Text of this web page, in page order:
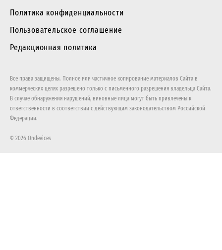
Политика конфиденциальности
Пользовательское соглашение
Редакционная политика
Все права защищены. Полное или частичное копирование материалов Сайта в
коммерческих целях разрешено только с письменного разрешения владельца Сайта.
В случае обнаружения нарушений, виновные лица могут быть привлечены к
ответственности в соответствии с действующим законодательством Российской
Федерации.
© 2026 Ondevices